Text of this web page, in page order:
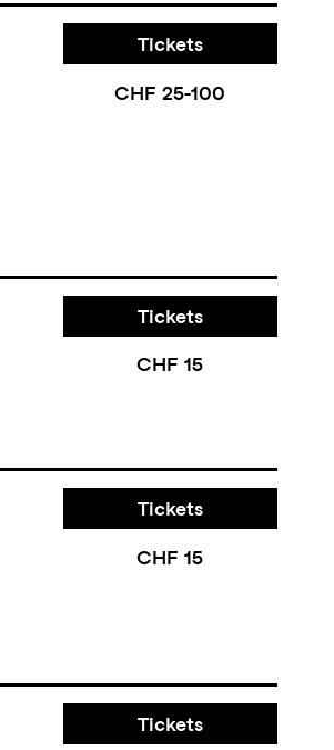
Tickets
CHF 25-100
Tickets
CHF 15
Tickets
CHF 15
Tickets